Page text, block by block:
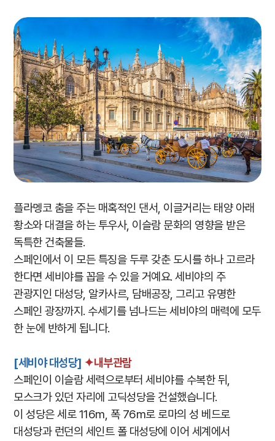
플라멩코 춤을 주는 매혹적인 댄서, 이글거리는 태양 아래
황소와 대결을 하는 투우사, 이슬람 문화의 영향을 받은
독특한 건축물들.
스페인에서 이 모든 특징을 두루 갖춘 도시를 하나 고르라
한다면 세비야를 꼽을 수 있을 거예요. 세비야의 주
관광지인 대성당, 알카사르, 담배공장, 그리고 유명한
스페인 광장까지. 수세기를 넘나드는 세비야의 매력에 모두
한 눈에 반하게 됩니다.
[세비야 대성당] ✦내부관람
스페인이 이슬람 세력으로부터 세비야를 수복한 뒤,
모스크가 있던 자리에 고딕성당을 건설했습니다.
이 성당은 세로 116m, 폭 76m로 로마의 성 베드로
대성당과 런던의 세인트 폴 대성당에 이어 세계에서